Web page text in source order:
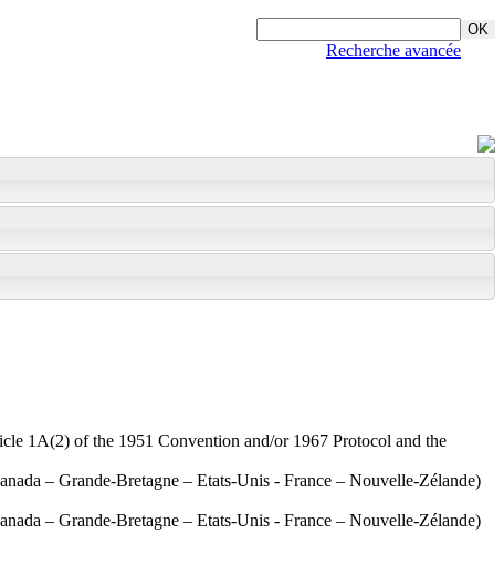
Recherche avancée
1A(2) of the 1951 Convention and/or 1967 Protocol and the
– Grande-Bretagne – Etats-Unis - France – Nouvelle-Zélande)
– Grande-Bretagne – Etats-Unis - France – Nouvelle-Zélande)